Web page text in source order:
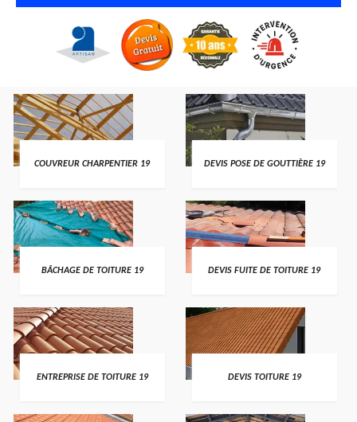
COUVREUR CHARPENTIER 19 DEVIS POSE DE GOUTTIÈRE 19
BÂCHAGE DE TOITURE 19 DEVIS FUITE DE TOITURE 19
ENTREPRISE DE TOITURE 19 DEVIS TOITURE 19